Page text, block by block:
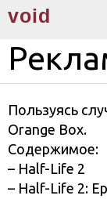
void
Пользуясь
Orange Box.
Содержимое:
– Half-Life 2
– Half-Life 2: